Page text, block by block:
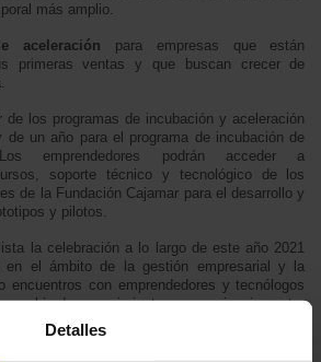
Detalles
más amplio.
aceleración para empresas que están
primeras ventas y que buscan crecer de
de los programas de incubación y aceleración
un año para el programa de incubación de
emprendedores podrán acceder a
soporte técnico y tecnológico de los
de la Fundación Cajamar para el desarrollo y
y pilotos.
la celebración a lo largo de este año 2021
en el ámbito de la gestión empresarial y la
encuentros con emprendedores y tecnólogos
de conocimientos y experiencias entre
y entre estos y el conjunto de la
empresas y usuarios del agua.